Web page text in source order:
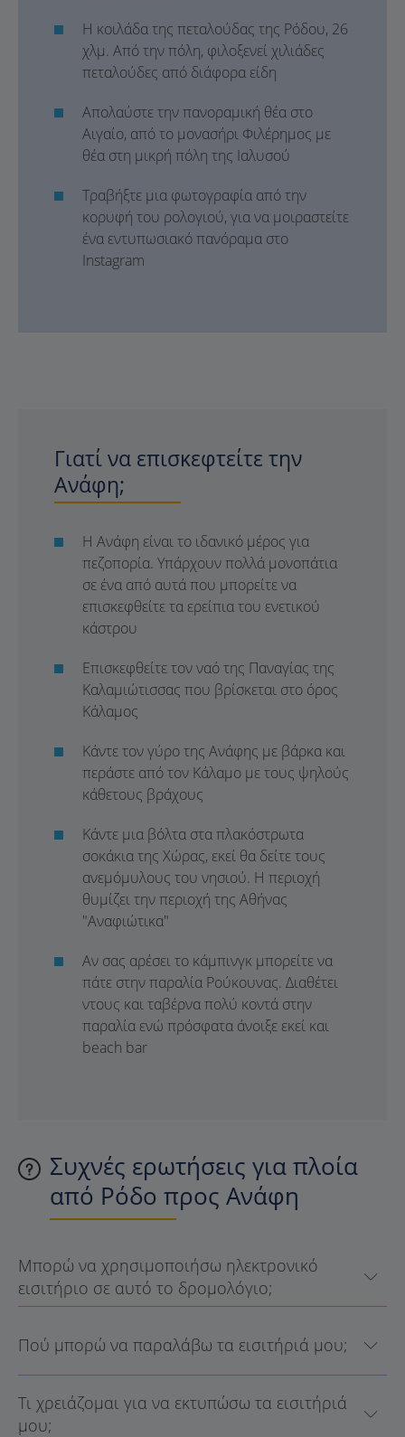
Η κοιλάδα της πεταλούδας της Ρόδου, 26
χλμ. Από την πόλη, φιλοξενεί χιλιάδες
πεταλούδες από διάφορα είδη
Απολαύστε την πανοραμική θέα στο
Αιγαίο, από το μονασήρι Φιλέρημος με
θέα στη μικρή πόλη της Ιαλυσού
Τραβήξτε μια φωτογραφία από την
κορυφή του ρολογιού, για να μοιραστείτε
ένα εντυπωσιακό πανόραμα στο
Instagram
Γιατί να επισκεφτείτε την
Ανάφη;
Η Ανάφη είναι το ιδανικό μέρος για
πεζοπορία. Υπάρχουν πολλά μονοπάτια
σε ένα από αυτά που μπορείτε να
επισκεφθείτε τα ερείπια του ενετικού
κάστρου
Επισκεφθείτε τον ναό της Παναγίας της
Καλαμιώτισσας που βρίσκεται στο όρος
Κάλαμος
Κάντε τον γύρο της Ανάφης με βάρκα και
περάστε από τον Κάλαμο με τους ψηλούς
κάθετους βράχους
Κάντε μια βόλτα στα πλακόστρωτα
σοκάκια της Χώρας, εκεί θα δείτε τους
ανεμόμυλους του νησιού. Η περιοχή
θυμίζει την περιοχή της Αθήνας
"Αναφιώτικα"
Αν σας αρέσει το κάμπινγκ μπορείτε να
πάτε στην παραλία Ρούκουνας. Διαθέτει
ντους και ταβέρνα πολύ κοντά στην
παραλία ενώ πρόσφατα άνοιξε εκεί και
beach bar
Συχνές ερωτήσεις για πλοία
από Ρόδο προς Ανάφη
Μπορώ να χρησιμοποιήσω ηλεκτρονικό
εισιτήριο σε αυτό το δρομολόγιο;
Πού μπορώ να παραλάβω τα εισιτήριά μου;
Τι χρειάζομαι για να εκτυπώσω τα εισιτήριά
μου;